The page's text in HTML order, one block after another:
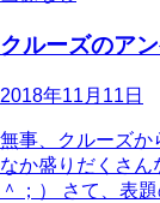
クルーズのア
2018年11月11日
無事、クルーズか
なか盛りだくさ
＾；） さて、表